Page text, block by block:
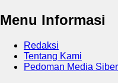
Menu Informasi
Redaksi
Tentang Kami
Pedoman Media Siber